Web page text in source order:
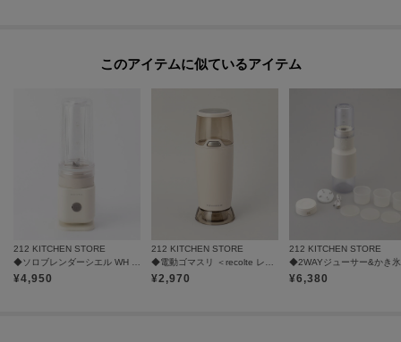
このアイテムに似ているアイテム
212 KITCHEN STORE
◆ソロブレンダーシエル WH ＜recolte レコルト＞
¥4,950
212 KITCHEN STORE
◆電動ゴマスリ ＜recolte レコルト＞
¥2,970
212 KITCHEN STORE
¥6,380